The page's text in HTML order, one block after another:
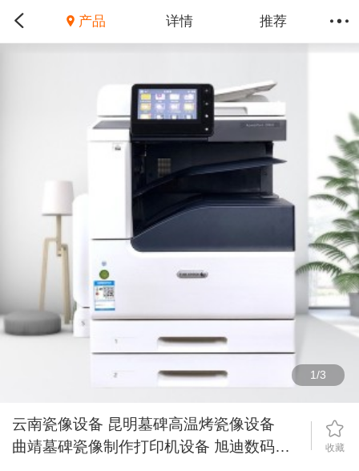
产品 详情 推荐
1/3
云南瓷像设备 昆明墓碑高温烤瓷像设备
曲靖墓碑瓷像制作打印机设备 旭迪数码墓
收藏